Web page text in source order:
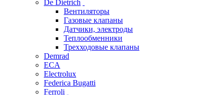
De Dietrich
Вентиляторы
Газовые клапаны
Датчики, электроды
Теплообменники
Трехходовые клапаны
Demrad
ECA
Electrolux
Federica Bugatti
Ferroli